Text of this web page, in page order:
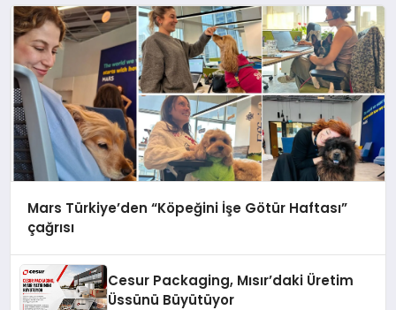
Mars Türkiye’den “Köpeğini İşe Götür Haftası”
çağrısı
Cesur Packaging, Mısır’daki Üretim
Üssünü Büyütüyor